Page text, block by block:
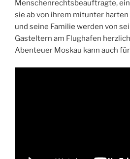
Menschenrechtsbeauftragte,
sie ab von ihrem mitunter harten
und seine Familie werden von
Gasteltern am Flughafen
Abenteuer Moskau kann auch